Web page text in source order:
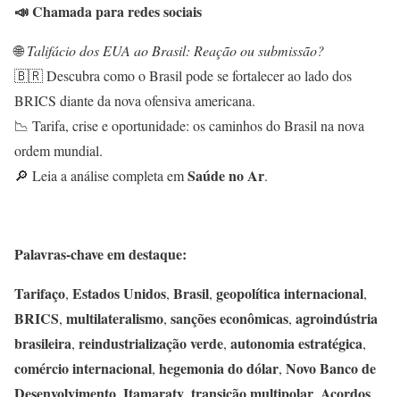
📣Chamada para redes sociais
🌐Talifácio dos EUA ao Brasil: Reação ou submissão?
🇧🇷 Descubra como o Brasil pode se fortalecer ao lado dos
BRICS diante da nova ofensiva americana.
📉 Tarifa, crise e oportunidade: os caminhos do Brasil na nova
ordem mundial.
🔎 Leia a análise completa emSaúde no Ar.
Palavras-chave em destaque:
Tarifaço, Estados Unidos, Brasil, geopolítica internacional,
BRICS, multilateralismo, sanções econômicas, agroindústria
brasileira, reindustrialização verde, autonomia estratégica,
comércio internacional, hegemonia do dólar, Novo Banco de
, , ,